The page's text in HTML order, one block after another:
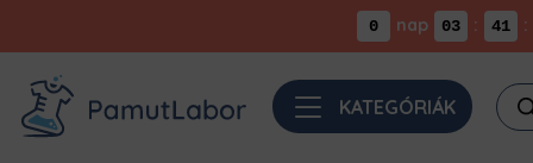
0 nap 03 : 41 :
KATEGÓRIÁK